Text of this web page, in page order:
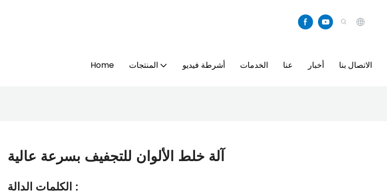
Home المنتجات أشرطة فيديو الخدمات عنا أخبار الاتصال بنا
آلة خلط الألوان للتجفيف بسرعة عالية
الكلمات الدالة :